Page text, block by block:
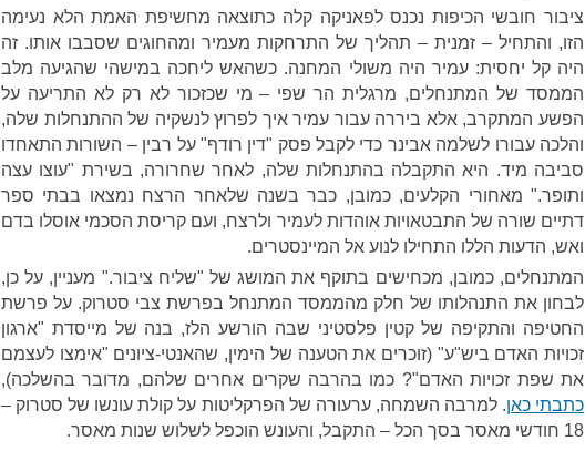
ציבור חובשי הכיפות נכנס לפאניקה קלה כתוצאה מחשיפת האמת הלא נעימה
הזו, והתחיל – זמנית – תהליך של התרחקות מעמיר ומהחוגים שסבבו אותו. זה
היה קל יחסית: עמיר היה משולי המחנה. כשהאש ליחכה במישהי שהגיעה מלב
הממסד של המתנחלים, מרגלית הר שפי – מי שכזכור לא רק לא התריעה על
הפשע המתקרב, אלא ביררה עבור עמיר איך לפרוץ לנשקיה של ההתנחלות שלה,
והלכה עבורו לשלמה אבינר כדי לקבל פסק "דין רודף" על רבין – השורות התאחדו
סביבה מיד. היא התקבלה בהתנחלות שלה, לאחר שחרורה, בשירת "עוצו עצה
ותופר." מאחורי הקלעים, כמובן, כבר בשנה שלאחר הרצח נמצאו בבתי ספר
דתיים שורה של התבטאויות אוהדות לעמיר ולרצח, ועם קריסת הסכמי אוסלו בדם
ואש, הדעות הללו התחילו לנוע אל המיינסטרים.
המתנחלים, כמובן, מכחישים בתוקף את המושג של "שליח ציבור." מעניין, על כן,
לבחון את התנהלותו של חלק מהממסד המתנחל בפרשת צבי סטרוק. על פרשת
החטיפה והתקיפה של קטין פלסטיני שבה הורשע הלז, בנה של מייסדת "ארגון
זכויות האדם ביש"ע" (זוכרים את הטענה של הימין, שהאנטי-ציונים "אימצו לעצמם
את שפת זכויות האדם"? כמו בהרבה שקרים אחרים שלהם, מדובר בהשלכה),
כתבתי כאן. למרבה השמחה, ערעורה של הפרקליטות על קולת עונשו של סטרוק –
18 חודשי מאסר בסך הכל – התקבל, והעונש הוכפל לשלוש שנות מאסר.